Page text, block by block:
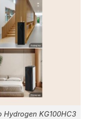
KG100HC3